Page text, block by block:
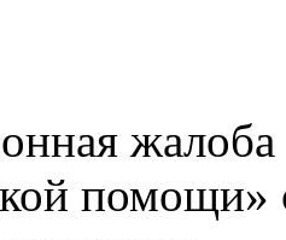
помощи»